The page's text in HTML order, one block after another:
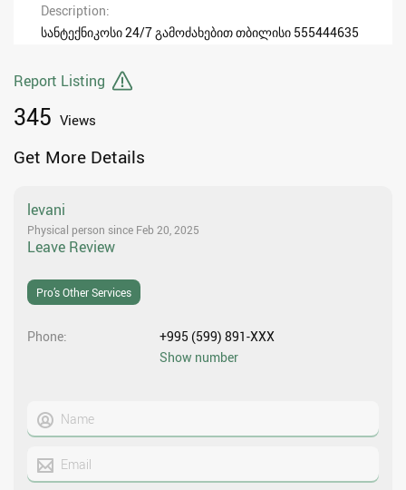
Description
სანტექნიკოსი 24/7 გამოძახებით თბილისი 555444635
Report Listing
345 Views
Get More Details
levani
Physical person since Feb 20, 2025
Leave Review
Pro’s Other Services
Phone
+995 (599) 891-XXX
Show number